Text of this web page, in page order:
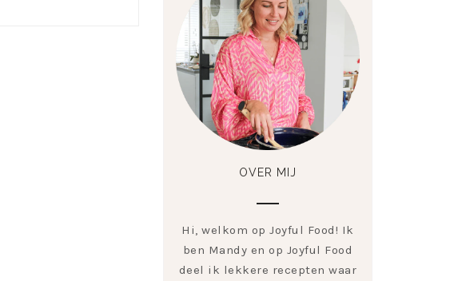
OVER MIJ
Hi, welkom op Joyful Food! Ik
ben Mandy en op Joyful Food
deel ik lekkere recepten waar